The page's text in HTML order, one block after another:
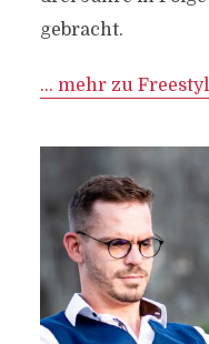
gebracht.
… mehr zu